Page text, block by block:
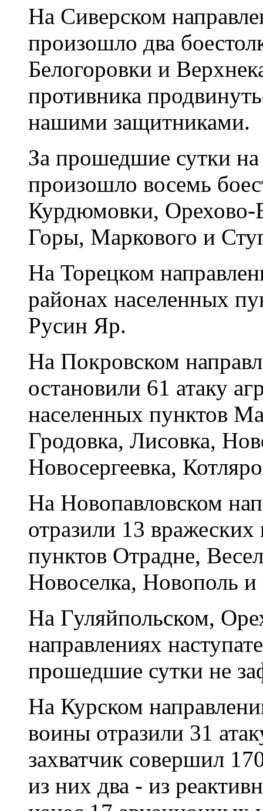
На Сиверском
произошло два
Белогоровки и
противника
нашими защитниками.
За прошедшие сутки
произошло восемь
Курдюмовки, Орехово-
Горы, Маркового и
На Торецком
районах населенных
Русин Яр.
На Покровском
остановили 61 атаку
населенных пунктов
Гродовка, Лисовка,
Новосергеевка,
На Новопавловском
отразили 13
пунктов Отрадне,
Новоселка, Новополь и
На Гуляйпольском,
направлениях
прошедшие сутки не
На Курском
воины отразили 31
захватчик совершил
из них два - из